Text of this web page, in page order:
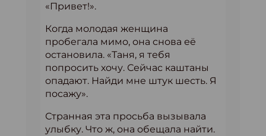
«Привет!».
Когда молодая женщина
пробегала мимо, она снова её
остановила. «Таня, я тебя
попросить хочу. Сейчас каштаны
опадают. Найди мне штук шесть. Я
посажу».
Странная эта просьба вызывала
улыбку. Что ж, она обещала найти.